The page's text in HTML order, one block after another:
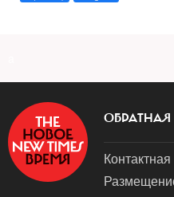
ОБРАТНАЯ